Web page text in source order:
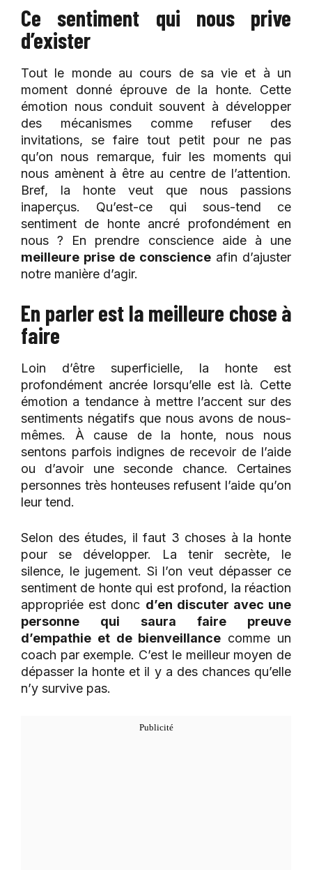
Ce sentiment qui nous prive
d’exister
Tout le monde au cours de sa vie et à un
moment donné éprouve de la honte. Cette
émotion nous conduit souvent à développer
des mécanismes comme refuser des
invitations, se faire tout petit pour ne pas
qu’on nous remarque, fuir les moments qui
nous amènent à être au centre de l’attention.
Bref, la honte veut que nous passions
inaperçus. Qu’est-ce qui sous-tend ce
sentiment de honte ancré profondément en
nous ? En prendre conscience aide à une
meilleure prise de conscience afin d’ajuster
notre manière d’agir.
En parler est la meilleure chose à
faire
Loin d’être superficielle, la honte est
profondément ancrée lorsqu’elle est là. Cette
émotion a tendance à mettre l’accent sur des
sentiments négatifs que nous avons de nous-
mêmes. À cause de la honte, nous nous
sentons parfois indignes de recevoir de l’aide
ou d’avoir une seconde chance. Certaines
personnes très honteuses refusent l’aide qu’on
leur tend.
Selon des études, il faut 3 choses à la honte
pour se développer. La tenir secrète, le
silence, le jugement. Si l’on veut dépasser ce
sentiment de honte qui est profond, la réaction
appropriée est donc d’en discuter avec une
personne qui saura faire preuve
d’empathie et de bienveillance comme un
coach par exemple. C’est le meilleur moyen de
dépasser la honte et il y a des chances qu’elle
n’y survive pas.